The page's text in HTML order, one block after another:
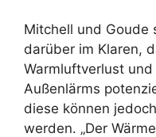
Mitchell und Goude
darüber im Klaren,
Warmluftverlust
Außenlärms
diese können
werden. „Der